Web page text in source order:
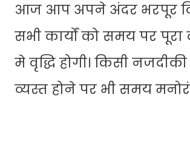
आज आप अपने अंदर भरपूर
सभी कार्यों को समय पर
मे वृद्धि होगी। किसी
व्यस्त होने पर भी समय